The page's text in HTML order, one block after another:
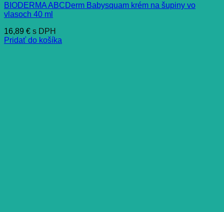
BIODERMA ABCDerm Babysquam krém na šupiny vo
vlasoch 40 ml
16,89 € s DPH
Pridať do košíka